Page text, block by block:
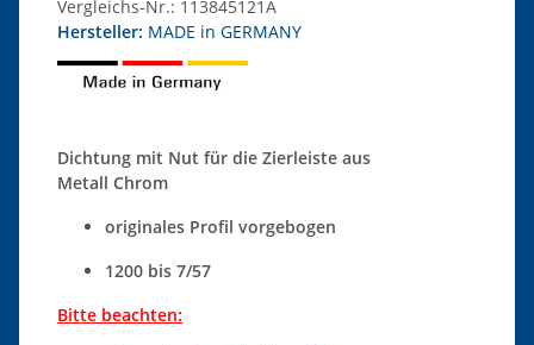
Vergleichs-Nr.: 113845121A
Hersteller: MADE in GERMANY
Dichtung mit Nut für die Zierleiste aus
Metall Chrom
originales Profil vorgebogen
1200 bis 7/57
Bitte beachten: